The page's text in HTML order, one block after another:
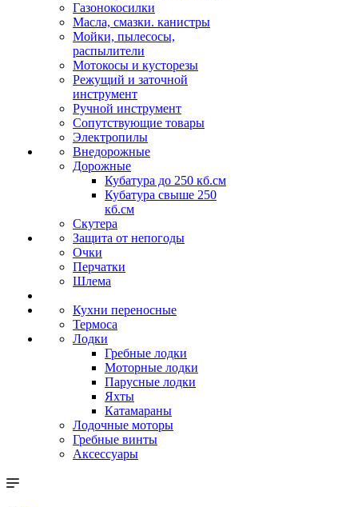
Газонокосилки
Масла, смазки. канистры
Мойки, пылесосы,
распылители
Мотокосы и кусторезы
Режущий и заточной
инструмент
Ручной инструмент
Сопутствующие товары
Электропилы
Внедорожные
Дорожные
Кубатура до 250 кб.см
Кубатура свыше 250
кб.см
Скутера
Защита от непогоды
Очки
Перчатки
Шлема
Кухни переносные
Термоса
Лодки
Гребные лодки
Моторные лодки
Парусные лодки
Яхты
Катамараны
Лодочные моторы
Гребные винты
Аксессуары